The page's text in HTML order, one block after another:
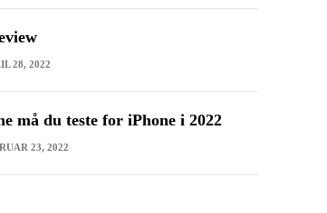
28, 2022
må du teste for iPhone i 2022
23, 2022